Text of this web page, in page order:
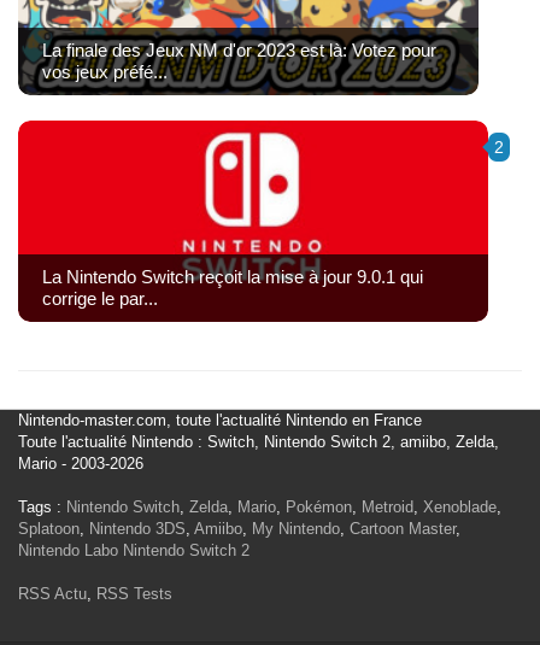
La finale des Jeux NM d'or 2023 est là: Votez pour
vos jeux préfé...
2
La Nintendo Switch reçoit la mise à jour 9.0.1 qui
corrige le par...
Nintendo-master.com, toute l'actualité Nintendo en France
Toute l'actualité Nintendo : Switch, Nintendo Switch 2, amiibo, Zelda,
Mario - 2003-2026
Tags : Nintendo Switch, Zelda, Mario, Pokémon, Metroid, Xenoblade,
Splatoon, Nintendo 3DS, Amiibo, My Nintendo, Cartoon Master,
Nintendo Labo Nintendo Switch 2
RSS Actu, RSS Tests